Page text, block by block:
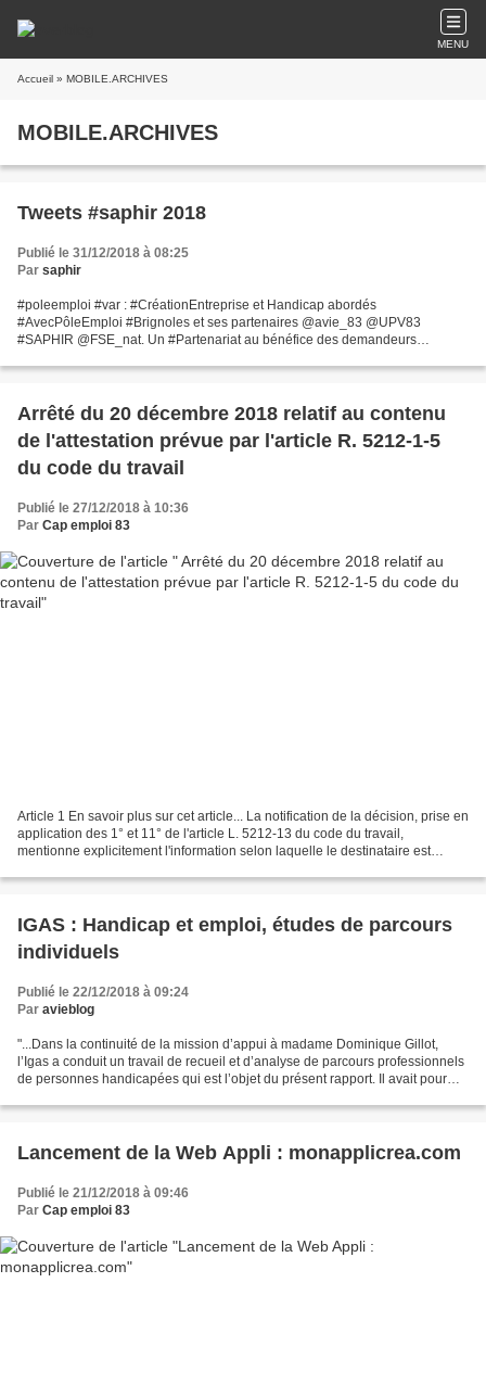
MENU
Accueil » MOBILE.ARCHIVES
MOBILE.ARCHIVES
Tweets #saphir 2018
Publié le 31/12/2018 à 08:25
Par saphir
#poleemploi #var : #CréationEntreprise et Handicap abordés
#AvecPôleEmploi #Brignoles et ses partenaires @avie_83 @UPV83
#SAPHIR @FSE_nat. Un #Partenariat au bénéfice des demandeurs
(@ZAMPOLINImarc)...
Arrêté du 20 décembre 2018 relatif au contenu
de l'attestation prévue par l'article R. 5212-1-5
du code du travail
Publié le 27/12/2018 à 10:36
Par Cap emploi 83
Article 1 En savoir plus sur cet article... La notification de la décision, prise en
application des 1° et 11° de l'article L. 5212-13 du code du travail,
mentionne explicitement l'information selon laquelle le destinataire est
IGAS : Handicap et emploi, études de parcours
individuels
Publié le 22/12/2018 à 09:24
Par avieblog
"...Dans la continuité de la mission d’appui à madame Dominique Gillot,
l’Igas a conduit un travail de recueil et d’analyse de parcours professionnels
de personnes handicapées qui est l’objet du présent rapport. Il avait pour
Lancement de la Web Appli : monapplicrea.com
Publié le 21/12/2018 à 09:46
Par Cap emploi 83